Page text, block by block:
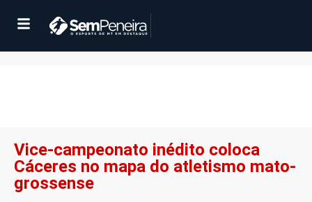
Vice-campeonato inédito coloca
Cáceres no mapa do atletismo mato-
grossense